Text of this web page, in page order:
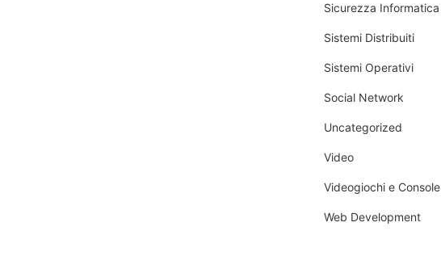
Sicurezza Informatica
Sistemi Distribuiti
Sistemi Operativi
Social Network
Uncategorized
Video
Videogiochi e Console
Web Development